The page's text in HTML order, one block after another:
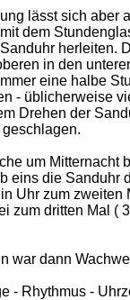
lässt sich aber
dem
herleiten.
in den
eine halbe
- üblicherweise
Drehen der
um Mitternacht
eins die Sanduhr
Uhr zum zweiten
zum dritten Mal (
war dann
- Rhythmus -